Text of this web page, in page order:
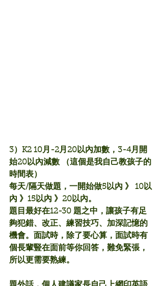
3）K2 10月-2月20以內加數，3-4月開
始20以內減數 （這個是我自己教孩子的
時間表）
每天/隔天做題，一開始做5以內 》 10以
內 》15以內 》20以內。
題目最好在12-30 題之中，讓孩子有足
夠犯錯、改正、練習技巧、加深記憶的
機會。面試時，除了要心算，面試時有
個長輩豎在面前等你回答，難免緊張，
所以更需要熟練。